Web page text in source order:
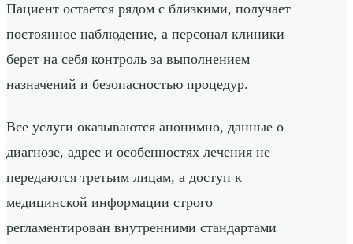
Пациент остается рядом с близкими, получает
постоянное наблюдение, а персонал клиники
берет на себя контроль за выполнением
назначений и безопасностью процедур.
Все услуги оказываются анонимно, данные о
диагнозе, адрес и особенностях лечения не
передаются третьим лицам, а доступ к
медицинской информации строго
регламентирован внутренними стандартами